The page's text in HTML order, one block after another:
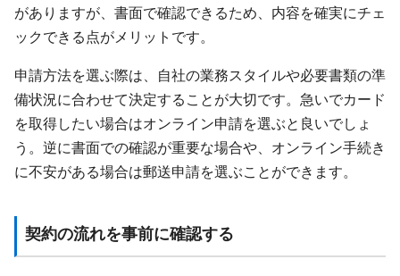
がありますが、書面で確認できるため、内容を確実にチェ
ックできる点がメリットです。
申請方法を選ぶ際は、自社の業務スタイルや必要書類の準
備状況に合わせて決定することが大切です。急いでカード
を取得したい場合はオンライン申請を選ぶと良いでしょ
う。逆に書面での確認が重要な場合や、オンライン手続き
に不安がある場合は郵送申請を選ぶことができます。
契約の流れを事前に確認する